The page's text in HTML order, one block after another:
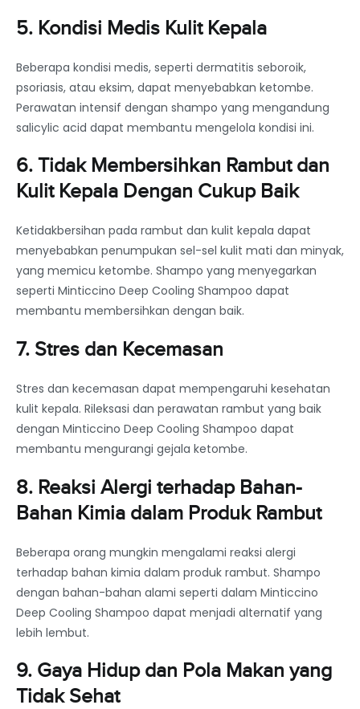
5. Kondisi Medis Kulit Kepala
Beberapa kondisi medis, seperti dermatitis seboroik,
psoriasis, atau eksim, dapat menyebabkan ketombe.
Perawatan intensif dengan shampo yang mengandung
salicylic acid dapat membantu mengelola kondisi ini.
6. Tidak Membersihkan Rambut dan
Kulit Kepala Dengan Cukup Baik
Ketidakbersihan pada rambut dan kulit kepala dapat
menyebabkan penumpukan sel-sel kulit mati dan minyak,
yang memicu ketombe. Shampo yang menyegarkan
seperti Minticcino Deep Cooling Shampoo dapat
membantu membersihkan dengan baik.
7. Stres dan Kecemasan
Stres dan kecemasan dapat mempengaruhi kesehatan
kulit kepala. Rileksasi dan perawatan rambut yang baik
dengan Minticcino Deep Cooling Shampoo dapat
membantu mengurangi gejala ketombe.
8. Reaksi Alergi terhadap Bahan-
Bahan Kimia dalam Produk Rambut
Beberapa orang mungkin mengalami reaksi alergi
terhadap bahan kimia dalam produk rambut. Shampo
dengan bahan-bahan alami seperti dalam Minticcino
Deep Cooling Shampoo dapat menjadi alternatif yang
lebih lembut.
9. Gaya Hidup dan Pola Makan yang
Tidak Sehat